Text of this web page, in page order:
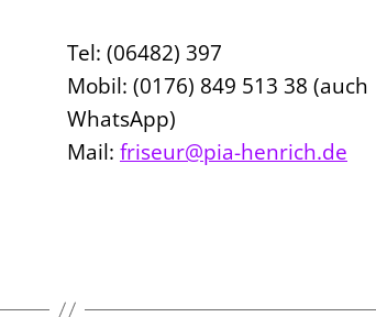
Tel: (06482) 397
Mobil: (0176) 849 513 38 (auch
WhatsApp)
Mail: friseur@pia-henrich.de